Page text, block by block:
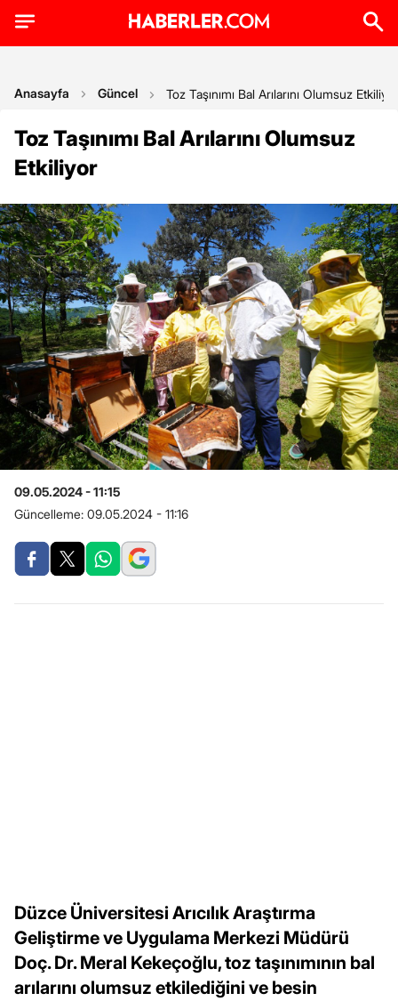
Anasayfa Güncel Toz Taşınımı Bal Arılarını Olumsuz Etkiliyor
Toz Taşınımı Bal Arılarını Olumsuz
Etkiliyor
09.05.2024 - 11:15
Güncelleme: 09.05.2024 - 11:16
Düzce Üniversitesi Arıcılık Araştırma
Geliştirme ve Uygulama Merkezi Müdürü
Doç. Dr. Meral Kekeçoğlu, toz taşınımının bal
arılarını olumsuz etkilediğini ve besin